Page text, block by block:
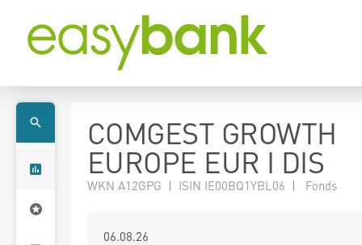
COMGEST GROWTH
EUROPE EUR I DIS
WKN A12GPG | ISIN IE00BQ1YBL06 | Fonds
06.08.26